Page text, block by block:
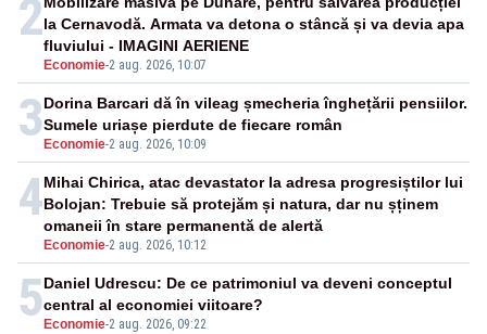
2
Economie-2 aug. 2026, 10:07
la Cernavodă. Armata va detona o stâncă și va devia apa
fluviului - IMAGINI AERIENE
3 Economie-2 aug. 2026, 10:09
Dorina Barcari dă în vileag șmecheria înghețării pensiilor.
Sumele uriașe pierdute de fiecare român
4
Economie-2 aug. 2026, 10:12
Mihai Chirica, atac devastator la adresa progresiștilor lui
Bolojan: Trebuie să protejăm și natura, dar nu șținem
omaneii în stare permanentă de alertă
5 Economie-2 aug. 2026, 09:22
Daniel Udrescu: De ce patrimoniul va deveni conceptul
central al economiei viitoare?